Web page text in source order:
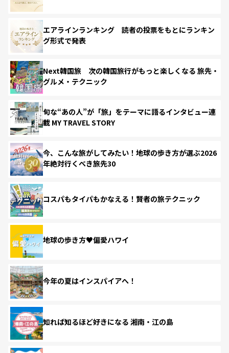
エアラインランキング 読者の投票をもとにランキン
グ形式で発表
Next韓国旅 次の韓国旅行がもっと楽しくなる 旅先・
グルメ・テクニック
旬な“あの人”が「旅」をテーマに語るインタビュー連
載 MY TRAVEL STORY
今、こんな旅がしてみたい！地球の歩き方が選ぶ2026
年絶対行くべき旅先30
コスパもタイパもかなえる！賢者の旅テクニック
地球の歩き方♥偏愛ハワイ
今年の夏はインスパイアへ！
知れば知るほど好きになる 湘南・江の島